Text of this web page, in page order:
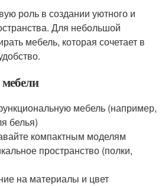
роль в создании уютного и
Для небольшой
мебель, которая сочетает в
мебель (например,
белья)
компактным моделям
пространство (полки,
на материалы и цвет